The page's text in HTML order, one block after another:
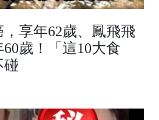
享年62歲、鳳飛飛
歲！「這10大食
碰